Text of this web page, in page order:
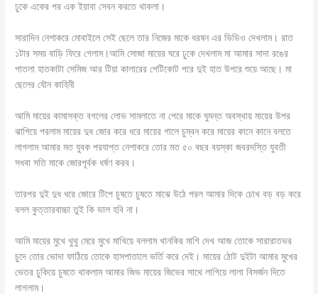
ঢুকে একের পর এক ইয়াবা সেবন করতে থাকলা।
সারাদিন নেশাকরে মোবাইলে সেই ছেলে তার নিজের মাকে ধরষন এর ভিডিও দেখলাম। রাত
১টার সময় বাড়ি ফিরে গেলাম।আমি সোজা মায়ের ঘরে ঢুকে দেখলাম মা আমার সাদা রঙের
পাতলা হাতকাটা সেমিজ আর টিয়া কালারের পেটিকোট পরে দুই হাত উপরে শুয়ে আছে। মা
ছেলের যৌন কাহিনী
আমি মায়ের কামাসক্ত বগলের লোভ সামলাতে না পেরে মাকে ঘুমন্ত অবস্থায় মায়ের উপর
ঝাপিয়ে পরলাম মায়ের দুধ জোর করে ধরে মায়ের গালে চুম্বন করে মায়ের কানে কানে বলতে
লাগলাম আমার মত যুবক পরযাপ্ত নেশাকরে তোর মত ৫০ বছর বয়স্কা জবরদস্তি যুবতী
সধবা সতি মাকে জোরপূর্বক ধর্ষণ করব।
তারপর দুই দুধ ধরে জোরে টিপে চুষতে চুষতে মাঝে উঠে পরল আমার দিকে চোখ বড় বড় করে
বলল কুত্তারবাচ্চা তুই কি ভাল হবি না।
আমি মায়ের মুখে থুথু মেরে মুখে মাখিয়ে বললাম খানকির মাগি দেখ আজ তোকে সারারাতভর
চুদে তোর ভোদা ফাঠিয়ে তোকে হাসপাতালে ভর্তি করে দেই। মায়ের ঠোট দুইটা আমার মুখের
ভেতর ঢুকিয়ে চুষতে থাকলাম আমার জিভ মায়ের জিভের সাথে লাগিয়ে লালা বিসর্জন দিতে
লাগলাম।